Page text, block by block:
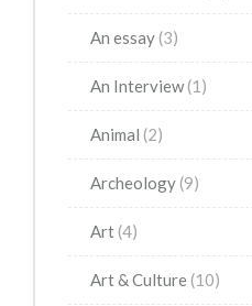
An essay (3)
An Interview(1)
Animal (2)
Archeology (9)
Art (4)
Art & Culture (10)